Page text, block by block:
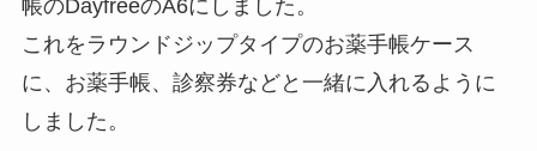
帳のDayfreeのA6にしました。
これをラウンドジップタイプのお薬手帳ケース
に、お薬手帳、診察券などと一緒に入れるように
しました。